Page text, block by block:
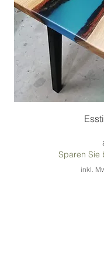
Sparen Sie
inkl.
Andere Tischbeine:
Besonderheit 1:
Besonderheit 2: